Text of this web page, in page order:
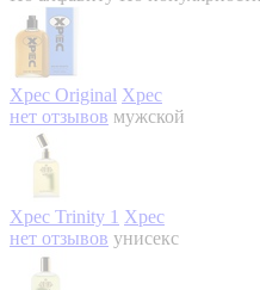
Xpec Original Xpec
нет отзывов мужской
Xpec Trinity 1 Xpec
нет отзывов унисекс